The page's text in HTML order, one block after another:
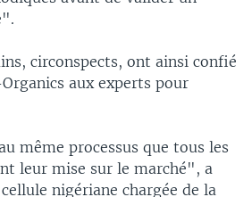
circonspects, ont ainsi confié
aux experts pour
même processus que tous les
leur mise sur le marché", a
nigériane chargée de la